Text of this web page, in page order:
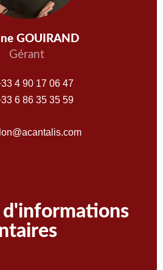
GOUIRAND
Gérant
4 90 17 06 47
6 86 35 35 59
d'informations